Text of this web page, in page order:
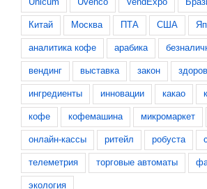
Китай Москва ПТА США
аналитика кофе арабика
вендинг выставка закон
ингредиенты инновации какао
кофе кофемашина микромаркет
онлайн-кассы ритейл робуста
телеметрия торговые автоматы
экология